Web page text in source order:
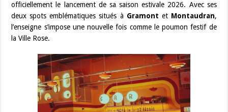
officiellement le lancement de sa saison estivale 2026. Avec ses
deux spots emblématiques situés à Gramont et Montaudran,
l’enseigne s’impose une nouvelle fois comme le poumon festif de
la Ville Rose.